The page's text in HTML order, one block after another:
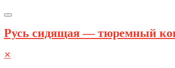
Русь сидящая — тюремный
✕